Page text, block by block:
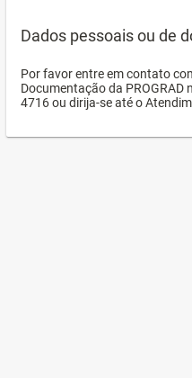
Dados pessoais ou de
Por favor entre em contato
Documentação da
4716 ou dirija-se até o